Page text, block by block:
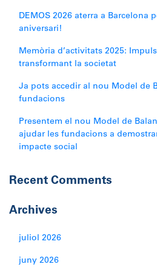
DEMOS 2026 aterra a Barcelona
aniversari!
Memòria d’activitats 2025:
transformant la societat
Ja pots accedir al nou Model de
fundacions
Presentem el nou Model de
ajudar les fundacions a
impacte social
Recent Comments
Archives
juliol 2026
juny 2026